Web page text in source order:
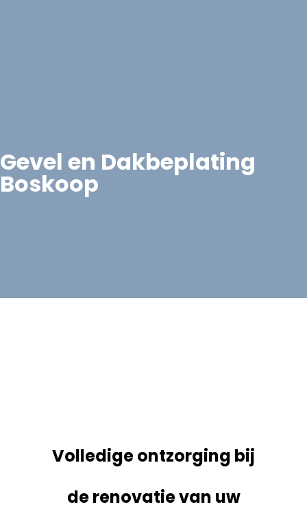
Gevel en Dakbeplating
Boskoop
Volledige ontzorging bij
de renovatie van uw